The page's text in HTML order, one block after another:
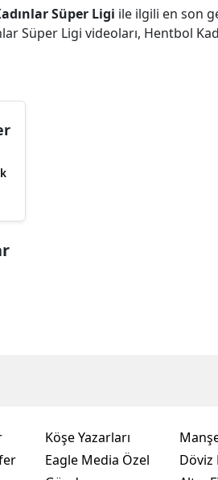
Süper Ligi ile ilgili en son
Süper Ligi videoları, Hentbol
Köşe Yazarları
Eagle Media Özel
Döviz